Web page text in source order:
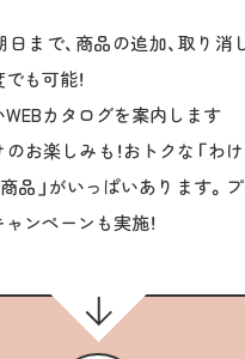
まで、商品の追加、取り消
も可能！
カタログを案内します
お楽しみも！おトクな「わ
商品」がいっぱいあります。
ンペーンも実施！